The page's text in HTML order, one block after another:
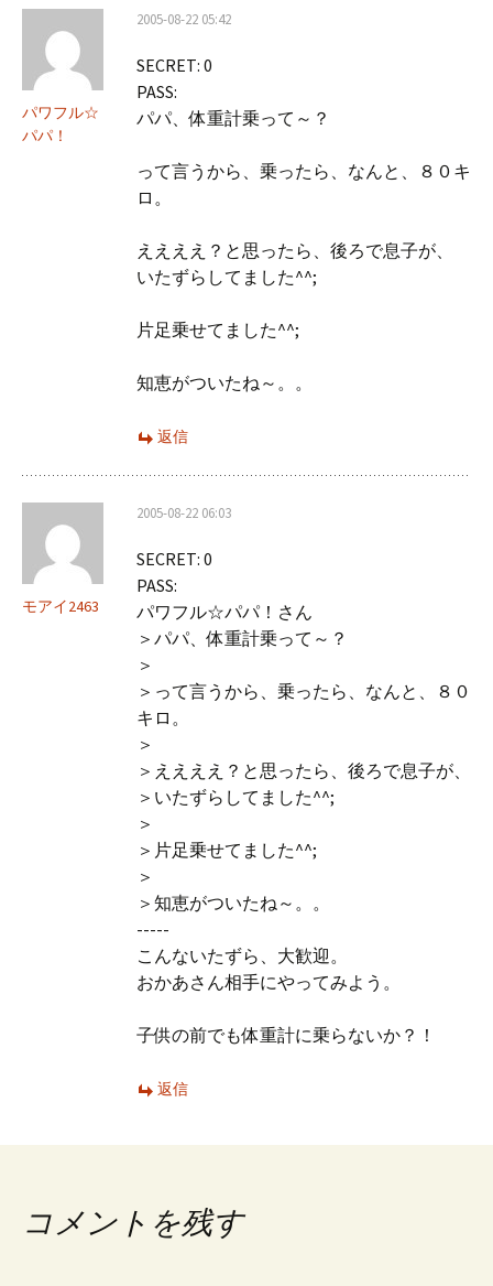
パワフル☆
パパ！
2005-08-22 05:42
SECRET: 0
PASS:
パパ、体重計乗って～？
って言うから、乗ったら、なんと、８０キ
ロ。
ええええ？と思ったら、後ろで息子が、
いたずらしてました^^;
片足乗せてました^^;
知恵がついたね～。。
返信
モアイ2463
2005-08-22 06:03
SECRET: 0
PASS:
パワフル☆パパ！さん
＞パパ、体重計乗って～？
＞
＞って言うから、乗ったら、なんと、８０
キロ。
＞
＞ええええ？と思ったら、後ろで息子が、
＞いたずらしてました^^;
＞
＞片足乗せてました^^;
＞
＞知恵がついたね～。。
-----
こんないたずら、大歓迎。
おかあさん相手にやってみよう。
子供の前でも体重計に乗らないか？！
返信
コメントを残す